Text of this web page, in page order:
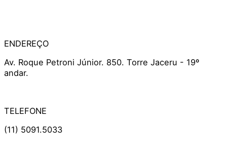
ENDEREÇO
Av. Roque Petroni Júnior. 850. Torre Jaceru - 19º
andar.
TELEFONE
(11) 5091.5033